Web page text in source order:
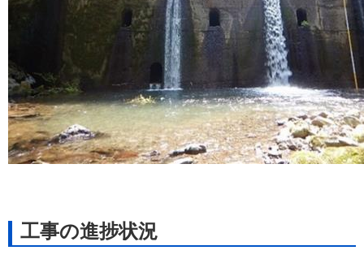
工事の進捗状況